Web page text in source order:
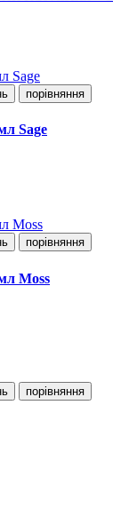
порівняння
Sage
порівняння
Moss
порівняння